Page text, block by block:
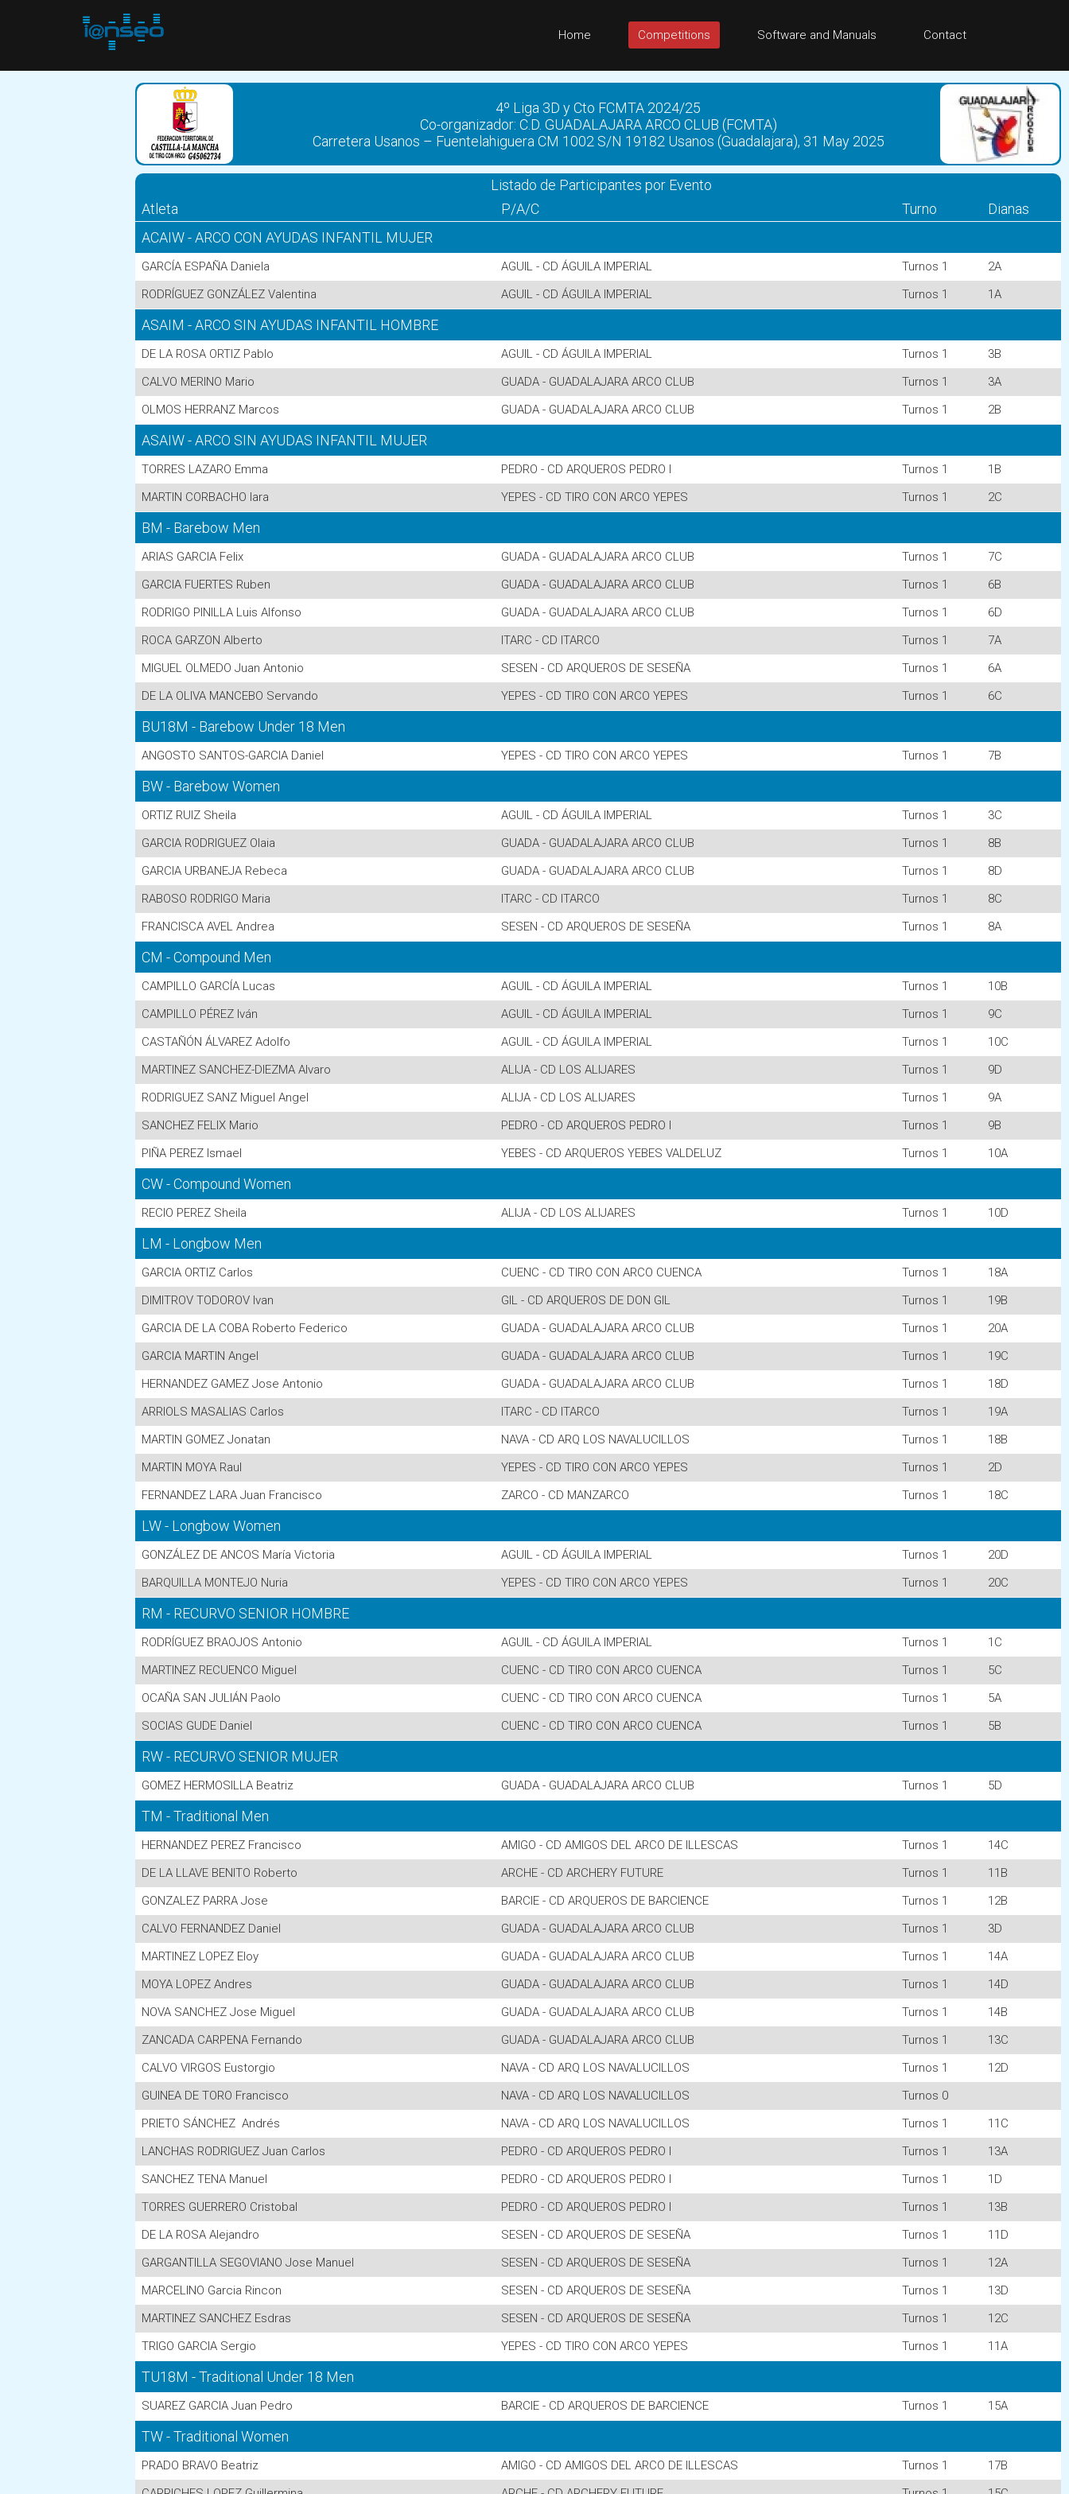
Home Competitions Software and Manuals Contact
4º Liga 3D y Cto FCMTA 2024/25
Co-organizador: C.D. GUADALAJARA ARCO CLUB (FCMTA)
Carretera Usanos – Fuentelahiguera CM 1002 S/N 19182 Usanos (Guadalajara), 31 May 2025
Listado de Participantes por Evento
Atleta
P/A/C Turno
Dianas
ACAIW - ARCO CON AYUDAS INFANTIL MUJER
GARCÍA ESPAÑA Daniela AGUIL - CD ÁGUILA IMPERIAL Turnos 1
2A
RODRÍGUEZ GONZÁLEZ Valentina
AGUIL - CD ÁGUILA IMPERIAL Turnos 1 1A
ASAIM - ARCO SIN AYUDAS INFANTIL HOMBRE
DE LA ROSA ORTIZ Pablo AGUIL - CD ÁGUILA IMPERIAL Turnos 1
3B
CALVO MERINO Mario
GUADA - GUADALAJARA ARCO CLUB Turnos 1
3A
OLMOS HERRANZ Marcos
GUADA - GUADALAJARA ARCO CLUB Turnos 1 2B
ASAIW - ARCO SIN AYUDAS INFANTIL MUJER
TORRES LAZARO Emma PEDRO - CD ARQUEROS PEDRO I Turnos 1
1B
MARTIN CORBACHO Iara
YEPES - CD TIRO CON ARCO YEPES Turnos 1 2C
BM - Barebow Men
ARIAS GARCIA Felix GUADA - GUADALAJARA ARCO CLUB Turnos 1
7C
GARCIA FUERTES Ruben
GUADA - GUADALAJARA ARCO CLUB Turnos 1
6B
RODRIGO PINILLA Luis Alfonso
GUADA - GUADALAJARA ARCO CLUB Turnos 1
6D
ROCA GARZON Alberto
ITARC - CD ITARCO Turnos 1
7A
MIGUEL OLMEDO Juan Antonio
SESEN - CD ARQUEROS DE SESEÑA Turnos 1
6A
DE LA OLIVA MANCEBO Servando
YEPES - CD TIRO CON ARCO YEPES Turnos 1 6C
BU18M - Barebow Under 18 Men
ANGOSTO SANTOS-GARCIA Daniel YEPES - CD TIRO CON ARCO YEPES Turnos 1 7B
BW - Barebow Women
ORTIZ RUIZ Sheila AGUIL - CD ÁGUILA IMPERIAL Turnos 1
3C
GARCIA RODRIGUEZ Olaia
GUADA - GUADALAJARA ARCO CLUB Turnos 1
8B
GARCIA URBANEJA Rebeca
GUADA - GUADALAJARA ARCO CLUB Turnos 1
8D
RABOSO RODRIGO Maria
ITARC - CD ITARCO Turnos 1
8C
FRANCISCA AVEL Andrea
SESEN - CD ARQUEROS DE SESEÑA Turnos 1 8A
CM - Compound Men
CAMPILLO GARCÍA Lucas AGUIL - CD ÁGUILA IMPERIAL Turnos 1
10B
CAMPILLO PÉREZ Iván
AGUIL - CD ÁGUILA IMPERIAL Turnos 1
9C
CASTAÑÓN ÁLVAREZ Adolfo
AGUIL - CD ÁGUILA IMPERIAL Turnos 1
10C
MARTINEZ SANCHEZ-DIEZMA Alvaro
ALIJA - CD LOS ALIJARES Turnos 1
9D
RODRIGUEZ SANZ Miguel Angel
ALIJA - CD LOS ALIJARES Turnos 1
9A
SANCHEZ FELIX Mario
PEDRO - CD ARQUEROS PEDRO I Turnos 1
9B
PIÑA PEREZ Ismael
YEBES - CD ARQUEROS YEBES VALDELUZ Turnos 1 10A
CW - Compound Women
RECIO PEREZ Sheila ALIJA - CD LOS ALIJARES Turnos 1 10D
LM - Longbow Men
GARCIA ORTIZ Carlos CUENC - CD TIRO CON ARCO CUENCA Turnos 1
18A
DIMITROV TODOROV Ivan
GIL - CD ARQUEROS DE DON GIL Turnos 1
19B
GARCIA DE LA COBA Roberto Federico
GUADA - GUADALAJARA ARCO CLUB Turnos 1
20A
GARCIA MARTIN Angel
GUADA - GUADALAJARA ARCO CLUB Turnos 1
19C
HERNANDEZ GAMEZ Jose Antonio
GUADA - GUADALAJARA ARCO CLUB Turnos 1
18D
ARRIOLS MASALIAS Carlos
ITARC - CD ITARCO Turnos 1
19A
MARTIN GOMEZ Jonatan
NAVA - CD ARQ LOS NAVALUCILLOS Turnos 1
18B
MARTIN MOYA Raul
YEPES - CD TIRO CON ARCO YEPES Turnos 1
2D
FERNANDEZ LARA Juan Francisco
ZARCO - CD MANZARCO Turnos 1 18C
LW - Longbow Women
GONZÁLEZ DE ANCOS María Victoria AGUIL - CD ÁGUILA IMPERIAL Turnos 1
20D
BARQUILLA MONTEJO Nuria
YEPES - CD TIRO CON ARCO YEPES Turnos 1 20C
RM - RECURVO SENIOR HOMBRE
RODRÍGUEZ BRAOJOS Antonio AGUIL - CD ÁGUILA IMPERIAL Turnos 1
1C
MARTINEZ RECUENCO Miguel
CUENC - CD TIRO CON ARCO CUENCA Turnos 1
5C
OCAÑA SAN JULIÁN Paolo
CUENC - CD TIRO CON ARCO CUENCA Turnos 1
5A
SOCIAS GUDE Daniel
CUENC - CD TIRO CON ARCO CUENCA Turnos 1 5B
RW - RECURVO SENIOR MUJER
GOMEZ HERMOSILLA Beatriz GUADA - GUADALAJARA ARCO CLUB Turnos 1 5D
TM - Traditional Men
HERNANDEZ PEREZ Francisco AMIGO - CD AMIGOS DEL ARCO DE ILLESCAS Turnos 1
14C
DE LA LLAVE BENITO Roberto
ARCHE - CD ARCHERY FUTURE Turnos 1
11B
GONZALEZ PARRA Jose
BARCIE - CD ARQUEROS DE BARCIENCE Turnos 1
12B
CALVO FERNANDEZ Daniel
GUADA - GUADALAJARA ARCO CLUB Turnos 1
3D
MARTINEZ LOPEZ Eloy
GUADA - GUADALAJARA ARCO CLUB Turnos 1
14A
MOYA LOPEZ Andres
GUADA - GUADALAJARA ARCO CLUB Turnos 1
14D
NOVA SANCHEZ Jose Miguel
GUADA - GUADALAJARA ARCO CLUB Turnos 1
14B
ZANCADA CARPENA Fernando
GUADA - GUADALAJARA ARCO CLUB Turnos 1
13C
CALVO VIRGOS Eustorgio
NAVA - CD ARQ LOS NAVALUCILLOS Turnos 1
12D
GUINEA DE TORO Francisco
NAVA - CD ARQ LOS NAVALUCILLOS
Turnos 0
PRIETO SÁNCHEZ Andrés
NAVA - CD ARQ LOS NAVALUCILLOS Turnos 1
11C
LANCHAS RODRIGUEZ Juan Carlos
PEDRO - CD ARQUEROS PEDRO I Turnos 1
13A
SANCHEZ TENA Manuel
PEDRO - CD ARQUEROS PEDRO I Turnos 1
1D
TORRES GUERRERO Cristobal
PEDRO - CD ARQUEROS PEDRO I Turnos 1
13B
DE LA ROSA Alejandro
SESEN - CD ARQUEROS DE SESEÑA Turnos 1
11D
GARGANTILLA SEGOVIANO Jose Manuel
SESEN - CD ARQUEROS DE SESEÑA Turnos 1
12A
MARCELINO Garcia Rincon
SESEN - CD ARQUEROS DE SESEÑA Turnos 1
13D
MARTINEZ SANCHEZ Esdras
SESEN - CD ARQUEROS DE SESEÑA Turnos 1
12C
TRIGO GARCIA Sergio
YEPES - CD TIRO CON ARCO YEPES Turnos 1 11A
TU18M - Traditional Under 18 Men
SUAREZ GARCIA Juan Pedro BARCIE - CD ARQUEROS DE BARCIENCE Turnos 1 15A
TW - Traditional Women
PRADO BRAVO Beatriz AMIGO - CD AMIGOS DEL ARCO DE ILLESCAS Turnos 1
17B